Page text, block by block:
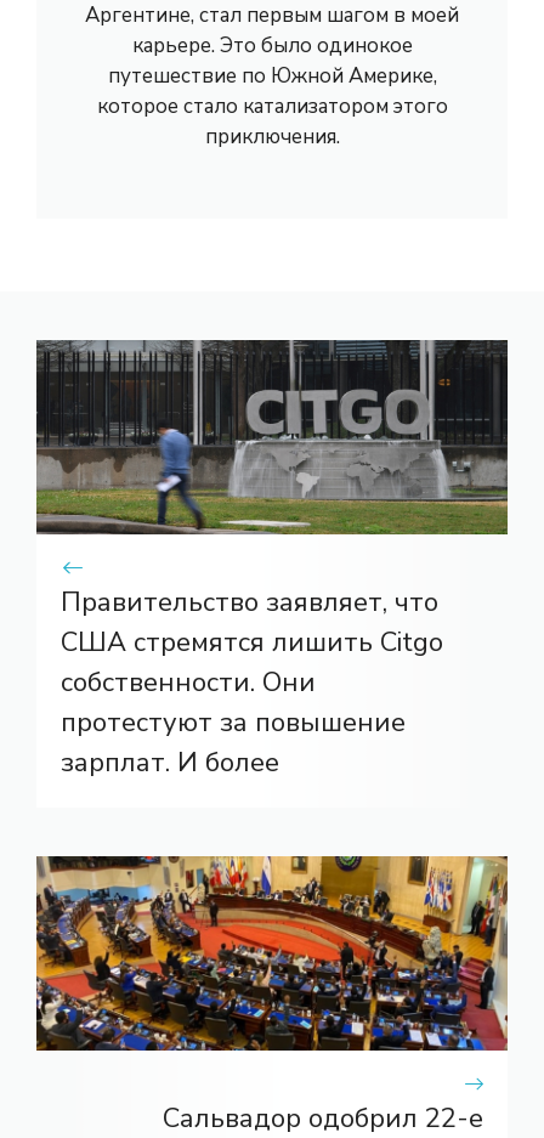
Аргентине, стал первым шагом в моей
карьере. Это было одинокое
путешествие по Южной Америке,
которое стало катализатором этого
приключения.
Правительство заявляет, что
США стремятся лишить Citgo
собственности. Они
протестуют за повышение
зарплат. И более
Сальвадор одобрил 22-е